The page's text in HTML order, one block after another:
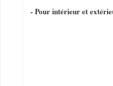
- Pour intérieur et